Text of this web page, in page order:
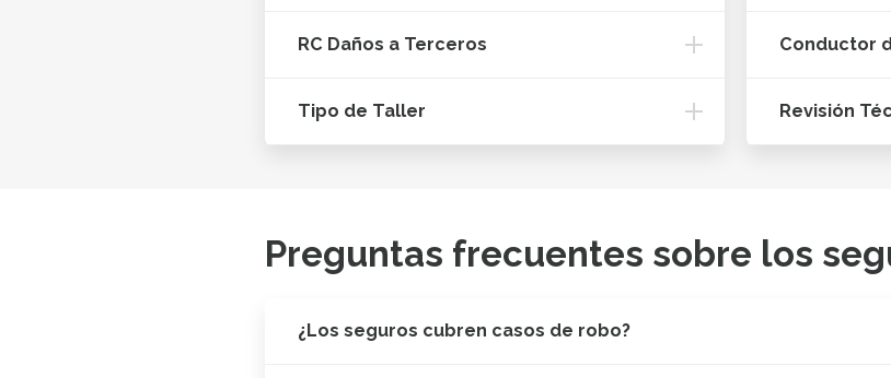
RC Daños a Terceros
Tipo de Taller
Conductor
Revisión
Preguntas frecuentes sobre los
¿Los seguros cubren casos de robo?